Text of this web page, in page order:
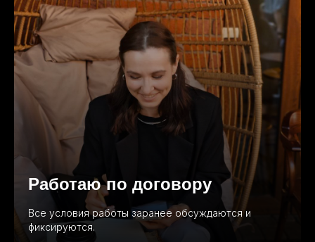
Работаю по договору
Все условия работы заранее обсуждаются и
фиксируются.